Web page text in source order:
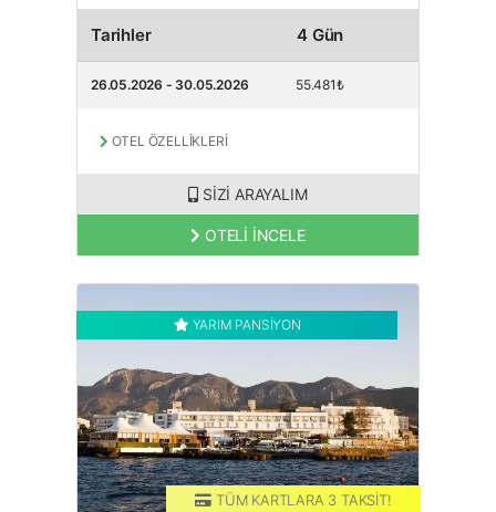
Tarihler 4 Gün
26.05.2026 - 30.05.2026 55.481₺
OTEL ÖZELLİKLERİ
SİZİ ARAYALIM
OTELİ İNCELE
YARIM PANSİYON
TÜM KARTLARA 3 TAKSİT!